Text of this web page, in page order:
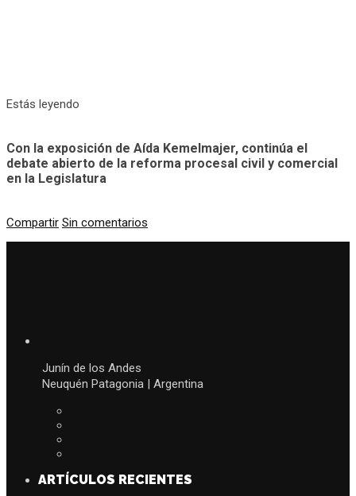
Estás leyendo
Con la exposición de Aída Kemelmajer, continúa el
debate abierto de la reforma procesal civil y comercial
en la Legislatura
Compartir Sin comentarios
Junín de los Andes
Neuquén Patagonia | Argentina
ARTÍCULOS RECIENTES